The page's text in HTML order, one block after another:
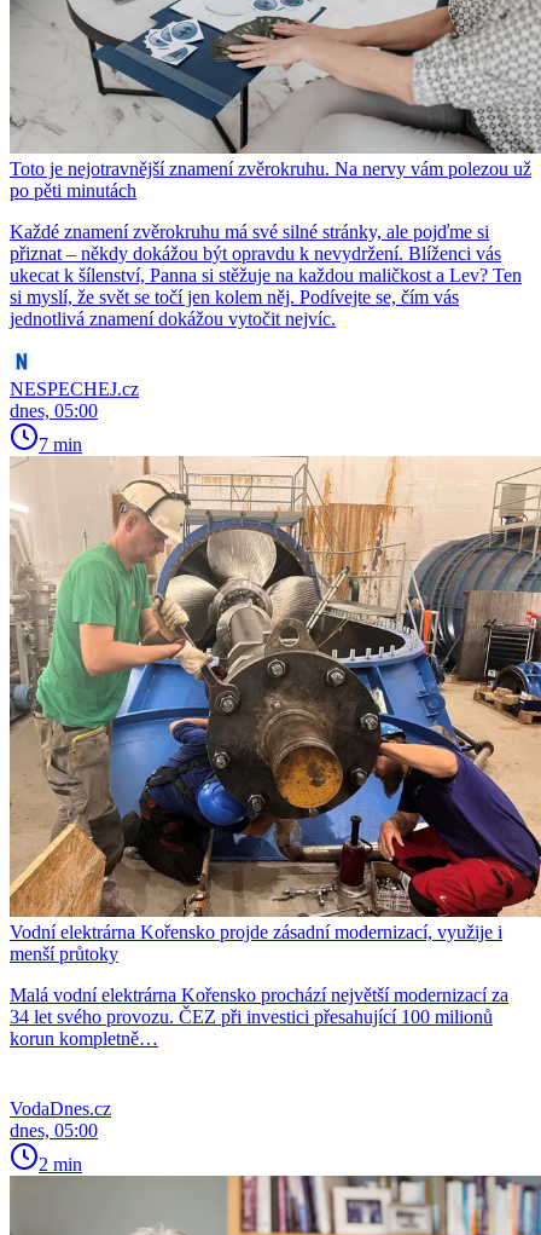
Toto je nejotravnější znamení zvěrokruhu. Na nervy vám polezou už
po pěti minutách
Každé znamení zvěrokruhu má své silné stránky, ale pojďme si
přiznat – někdy dokážou být opravdu k nevydržení. Blíženci vás
ukecat k šílenství, Panna si stěžuje na každou maličkost a Lev? Ten
si myslí, že svět se točí jen kolem něj. Podívejte se, čím vás
jednotlivá znamení dokážou vytočit nejvíc.
NESPECHEJ.cz
dnes, 05:00
7 min
Vodní elektrárna Kořensko projde zásadní modernizací, využije i
menší průtoky
Malá vodní elektrárna Kořensko prochází největší modernizací za
34 let svého provozu. ČEZ při investici přesahující 100 milionů
korun kompletně…
VodaDnes.cz
dnes, 05:00
2 min